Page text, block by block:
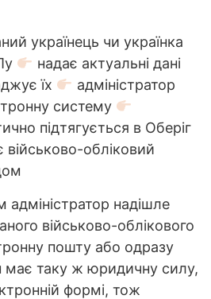
українець чи українка
надає актуальні дані
їх
адміністратор
систему
підтягується в Оберіг
обліковий
надішле
військово-облікового
пошту або одразу
має таку ж юридичну силу,
формі, тож